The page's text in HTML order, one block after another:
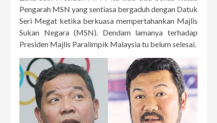
Pengarah MSN yang sentiasa bergaduh dengan Datuk
Seri Megat ketika berkuasa mempertahankan Majlis
Sukan Negara (MSN). Dendam lamanya terhadap
Presiden Majlis Paralimpik Malaysia tu belum selesai.